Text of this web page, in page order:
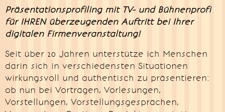
Präsentationsprofiling mit TV- und Bühnenprofi
für IHREN überzeugenden Auftritt bei Ihrer
digitalen Firmenveranstaltung!
Seit über 20 Jahren unterstütze ich Menschen
darin sich in verschiedensten Situationen
wirkungsvoll und authentisch zu präsentieren:
ob nun bei Vorträgen, Vorlesungen,
Vorstellungen, Vorstellungsgesprächen,